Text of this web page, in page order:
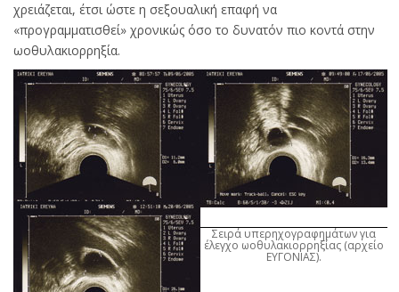
χρειάζεται, έτσι ώστε η σεξουαλική επαφή να
«προγραμματισθεί» χρονικώς όσο το δυνατόν πιο κοντά στην
ωοθυλακιορρηξία.
Σειρά υπερηχογραφημάτων για
έλεγχο ωοθυλακιορρηξίας (αρχείο
ΕΥΓΟΝΙΑΣ).